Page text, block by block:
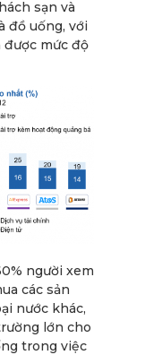
sạn và
đồ uống, với
được mức độ
người xem
các sản
nước khác,
lớn cho
trong việc